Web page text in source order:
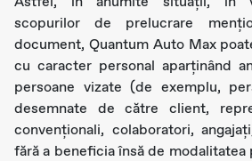
scopurilor de prelucrare
document, Quantum Auto Max
cu caracter personal aparținând
persoane vizate (de exemplu,
desemnate de către client,
convenționali, colaboratori,
fără a beneficia însă de modalitatea